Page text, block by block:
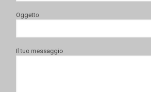
Oggetto
Il tuo messaggio